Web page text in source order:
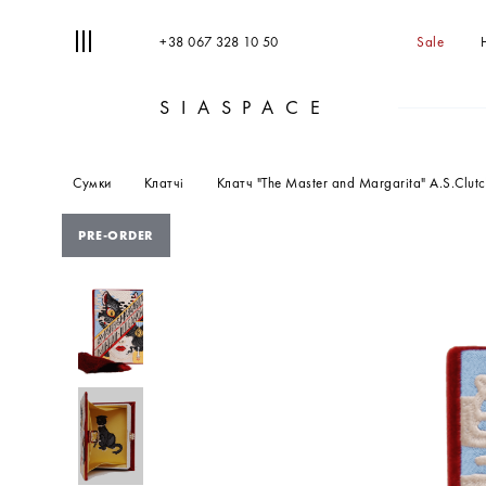
+38 067 328 10 50 Sale
SIASPACE
Сумки Клатчі Клатч "The Master and Margarita"